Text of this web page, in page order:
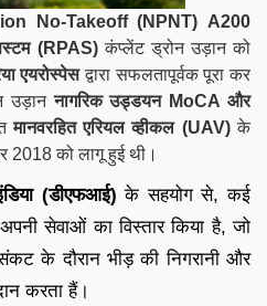
No-Takeoff(NPNT) A200
(RPAS)कंप्लेंट ड्रोन उड़ान को
एयरोस्पेसद्वारा सफलतापूर्वक पूरा कर
उड़ाननागरिक उड्डयन MoCA और
मानवरहित एरियल व्हीकल (UAV)के
2018 को लागू हुई थी।
(डीएफआई)के सहयोग से, कई
सेवाओं का विस्तार किया है, जो
के दौरान भीड़ की निगरानी और
करता हैं।